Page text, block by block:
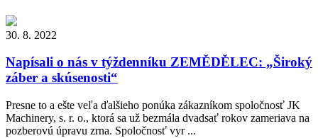
30. 8. 2022
Napísali o nás v týždenníku ZEMĚDĚLEC: „Široký
záber a skúsenosti“
Presne to a ešte veľa ďalšieho ponúka zákazníkom spoločnosť JK
Machinery, s. r. o., ktorá sa už bezmála dvadsať rokov zameriava na
pozberovú úpravu zrna. Spoločnosť vyr ...